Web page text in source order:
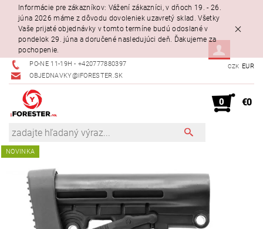
Informácie pre zákazníkov: Vážení zákazníci, v dňoch 19. - 26.
júna 2026 máme z dôvodu dovoleniek uzavretý sklad. Všetky
Vaše prijaté objednávky v tomto termíne budú odoslané v
pondelok 29. júna a doručené nasledujúci deň. Ďakujeme za
pochopenie.
PO-NE 11-19H - +420777880397
OBJEDNAVKY@IFORESTER.SK
CZK EUR
0 €0
NOVINKA